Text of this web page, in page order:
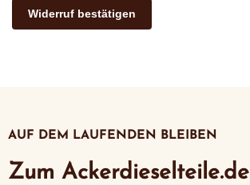
Widerruf bestätigen
AUF DEM LAUFENDEN BLEIBEN
Zum Ackerdieselteile.de